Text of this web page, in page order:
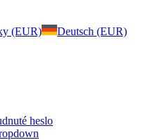
(EUR)
Deutsch (EUR)
heslo